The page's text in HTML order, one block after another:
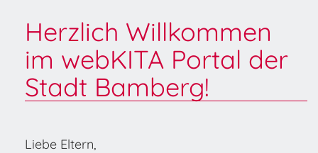
Herzlich Willkommen
im webKITA Portal der
Stadt Bamberg!
Liebe Eltern,